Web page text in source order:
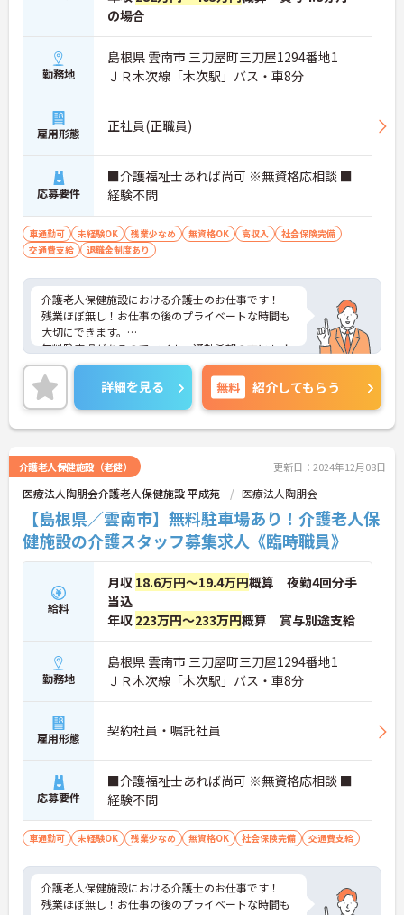
の場合
勤務地
島根県 雲南市 三刀屋町三刀屋1294番地1
ＪＲ木次線「木次駅」バス・車8分
雇用形態 正社員(正職員)
応募要件
■介護福祉士あれば尚可 ※無資格応相談 ■
経験不問
車通勤可 未経験OK 残業少なめ 無資格OK 高収入
社会保険完備
交通費支給
退職金制度あり
介護老人保健施設における介護士のお仕事です！
残業ほぼ無し！お仕事の後のプライベートな時間も
大切にできます。
無料駐車場があるのでマイカー通勤希望の方にもオ
ススメ！
ご興味ある方には、面接のポイントなど、さらに詳
細をお話致しますのでお気軽にご相談ください。
詳細を見る 無料 紹介してもらう
介護老人保健施設（老健） 更新日：2024年12月08日
医療法人陶朋会介護老人保健施設 平成苑 医療法人陶朋会
【島根県／雲南市】無料駐車場あり！介護老人保
健施設の介護スタッフ募集求人《臨時職員》
給料
月収 18.6万円～19.4万円概算 夜勤4回分手
当込
年収 223万円～233万円概算 賞与別途支給
勤務地
島根県 雲南市 三刀屋町三刀屋1294番地1
ＪＲ木次線「木次駅」バス・車8分
雇用形態 契約社員・嘱託社員
応募要件
■介護福祉士あれば尚可 ※無資格応相談 ■
経験不問
車通勤可 未経験OK 残業少なめ 無資格OK 社会保険完備 交通費支給
介護老人保健施設における介護士のお仕事です！
残業ほぼ無し！お仕事の後のプライベートな時間も